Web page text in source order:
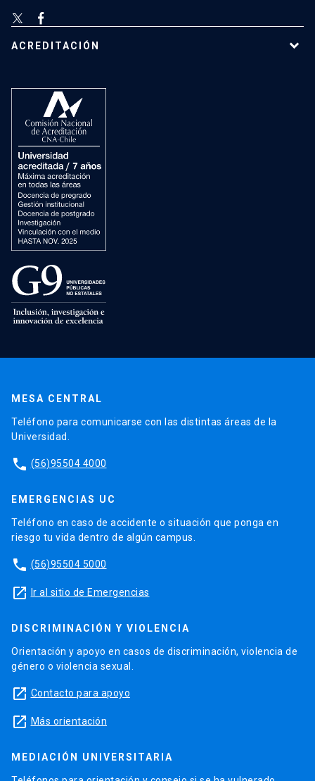
ACREDITACIÓN
MESA CENTRAL
Teléfono para comunicarse con las distintas áreas de la
Universidad.
phone (56)95504 4000
EMERGENCIAS UC
Teléfono en caso de accidente o situación que ponga en
riesgo tu vida dentro de algún campus.
phone (56)95504 5000
launch Ir al sitio de Emergencias
DISCRIMINACIÓN Y VIOLENCIA
Orientación y apoyo en casos de discriminación, violencia de
género o violencia sexual.
launch Contacto para apoyo
launch Más orientación
MEDIACIÓN UNIVERSITARIA